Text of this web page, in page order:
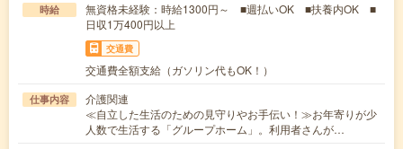
時給
無資格未経験：時給1300円～ ■週払いOK ■扶養内OK ■
日収1万400円以上
交通費
交通費全額支給（ガソリン代もOK！）
仕事内容
介護関連
≪自立した生活のための見守りやお手伝い！≫お年寄りが少
人数で生活する「グループホーム」。利用者さんが…